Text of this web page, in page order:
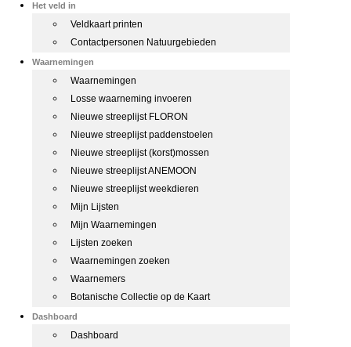
Het veld in
Veldkaart printen
Contactpersonen Natuurgebieden
Waarnemingen
Waarnemingen
Losse waarneming invoeren
Nieuwe streeplijst FLORON
Nieuwe streeplijst paddenstoelen
Nieuwe streeplijst (korst)mossen
Nieuwe streeplijst ANEMOON
Nieuwe streeplijst weekdieren
Mijn Lijsten
Mijn Waarnemingen
Lijsten zoeken
Waarnemingen zoeken
Waarnemers
Botanische Collectie op de Kaart
Dashboard
Dashboard